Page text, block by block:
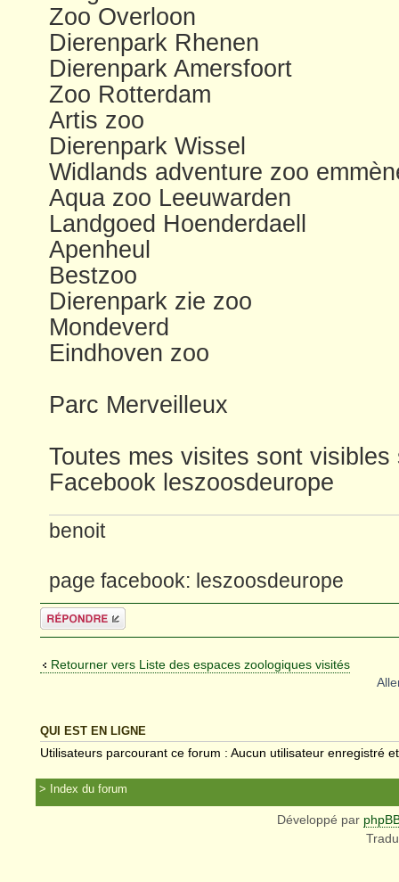
Zoo Overloon
Dierenpark Rhenen
Dierenpark Amersfoort
Zoo Rotterdam
Artis zoo
Dierenpark Wissel
Widlands adventure zoo
Aqua zoo Leeuwarden
Landgoed Hoenderdaell
Apenheul
Bestzoo
Dierenpark zie zoo
Mondeverd
Eindhoven zoo
Parc Merveilleux
Toutes mes visites sont visibles
Facebook leszoosdeurope
benoit
page facebook: leszoosdeurope
Répondre
Retourner vers Liste des espaces zoologiques visités
QUI EST EN LIGNE
Utilisateurs parcourant ce forum : Aucun utilisateur enregistré
Index du forum
Développé par